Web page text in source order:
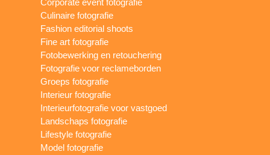
Corporate event fotografie
Culinaire fotografie
Fashion editorial shoots
Fine art fotografie
Fotobewerking en retouchering
Fotografie voor reclameborden
Groeps fotografie
Interieur fotografie
Interieurfotografie voor vastgoed
Landschaps fotografie
Lifestyle fotografie
Model fotografie